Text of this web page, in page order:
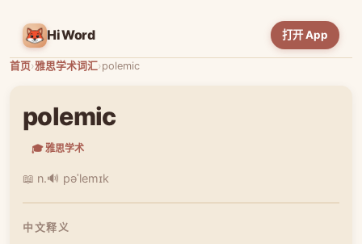
HiWord 打开 App
首页›雅思学术词汇›polemic
polemic
🎓 雅思学术
📖 n.🔊 pəˈlemɪk
中文释义